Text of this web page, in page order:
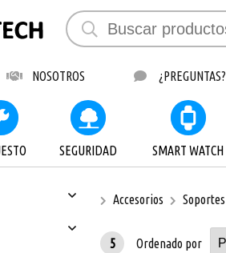
NOSOTROS ¿PREGUNTAS?
SEGURIDAD SMART WATCH
Accesorios Soportes
5 Ordenado por